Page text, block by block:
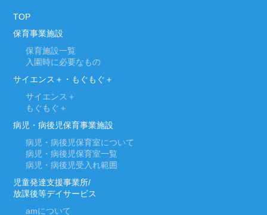
TOP
保育事業施設
保育施設一覧
入園時に必要なもの
サイエンス＋・もぐもぐ＋
サイエンス＋
もぐもぐ＋
病児・病後児保育事業施設
病児・病後児保育室について
病児・病後児保育室一覧
病児・病後児受入れ範囲
児童発達支援事業所/
放課後等デイサービス
amについて